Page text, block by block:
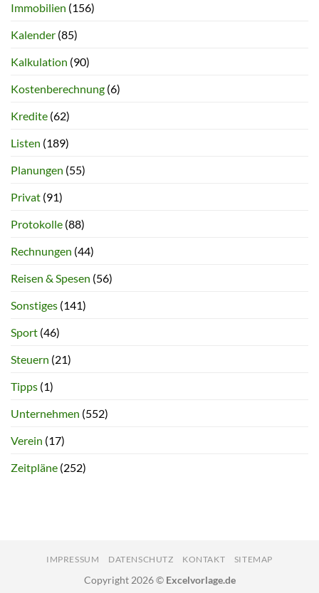
Immobilien (156)
Kalender (85)
Kalkulation (90)
Kostenberechnung (6)
Kredite (62)
Listen (189)
Planungen (55)
Privat (91)
Protokolle (88)
Rechnungen (44)
Reisen & Spesen (56)
Sonstiges (141)
Sport (46)
Steuern (21)
Tipps (1)
Unternehmen (552)
Verein (17)
Zeitpläne (252)
IMPRESSUM DATENSCHUTZ KONTAKT SITEMAP
Copyright 2026 © Excelvorlage.de